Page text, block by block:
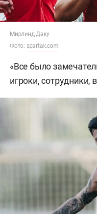
Мирлинд Даку
Фото: spartak.com
«Все было
игроки, сотрудники,